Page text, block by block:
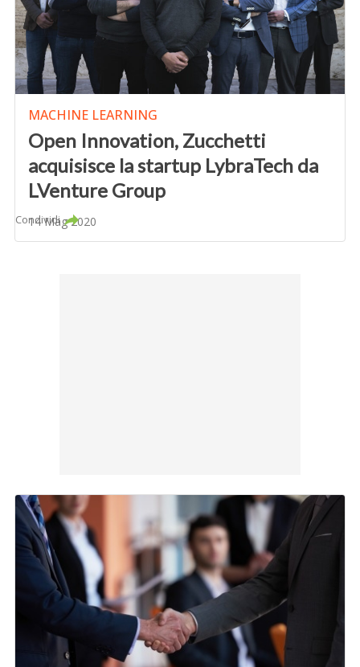
MACHINE LEARNING
Open Innovation, Zucchetti
acquisisce la startup LybraTech da
LVenture Group
14 Mag 2020
Condividi